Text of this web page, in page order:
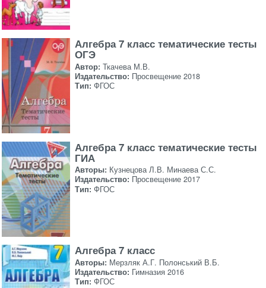
Алгебра 7 класс тематические тесты
ОГЭ
Автор: Ткачева М.В.
Издательство: Просвещение 2018
Тип: ФГОС
Алгебра 7 класс тематические тесты
ГИА
Авторы: Кузнецова Л.В. Минаева С.С.
Издательство: Просвещение 2017
Тип: ФГОС
Алгебра 7 класс
Авторы: Мерзляк А.Г. Полонський В.Б.
Издательство: Гимназия 2016
Тип: ФГОС